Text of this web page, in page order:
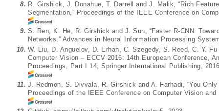
8. R. Girshick, J. Donahue, T. Darrell and J. Malik, “Rich
Segmentation,” Proceedings of the IEEE Conference on
9. S. Ren, K. He, R. Girshick and J. Sun, “Faster R-CNN:
Networks,” Advances in Neural Information Processing
10. W. Liu, D. Anguelov, D. Erhan, C. Szegedy, S. Reed, C. Y.
Computer Vision – ECCV 2016: 14th European Conference,
Proceedings, Part I 14, Springer International Publishing,
11. J. Redmon, S. Divvala, R. Girshick and A. Farhadi, “You
Proceedings of the IEEE Conference on Computer Vision